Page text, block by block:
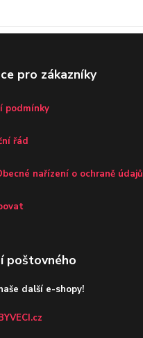
pro zákazníky
podmínky
řád
nařízení o ochraně údajů
poštovného
další e-shopy!